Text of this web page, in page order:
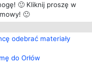
🙂 Kliknij proszę w
🙂
odebrać materiały
do Orłów
Plebiscyt
Laureaci
wszystkich
Laureatów
Kontakt
Kontakt